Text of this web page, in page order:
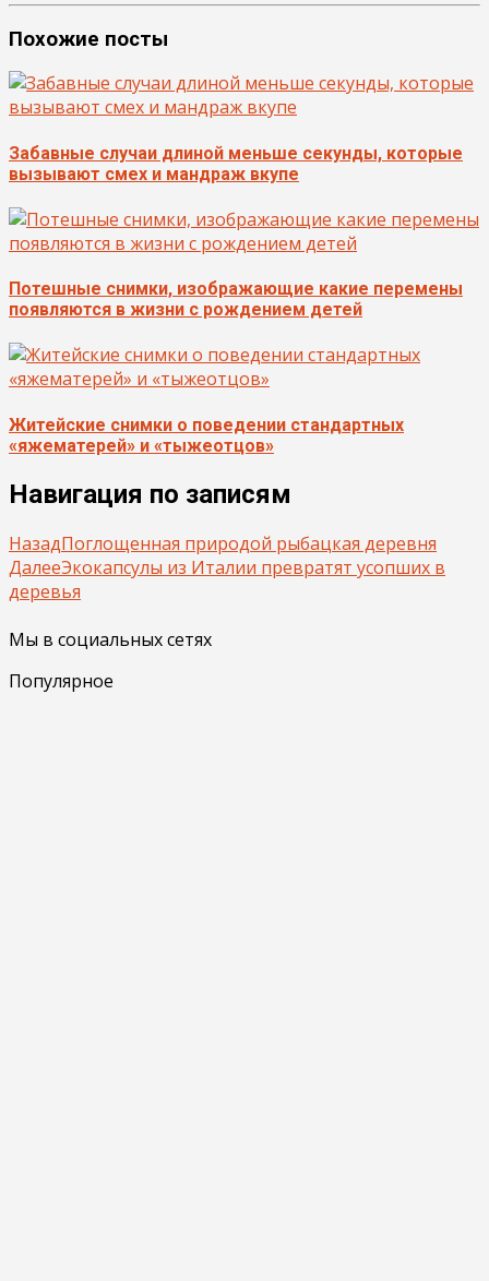
Похожие посты
Забавные случаи длиной меньше секунды, которые
вызывают смех и мандраж вкупе
Потешные снимки, изображающие какие перемены
появляются в жизни с рождением детей
Житейские снимки о поведении стандартных
«яжематерей» и «тыжеотцов»
Навигация по записям
НазадПоглощенная природой рыбацкая деревня
ДалееЭкокапсулы из Италии превратят усопших в
деревья
Мы в социальных сетях
Популярное